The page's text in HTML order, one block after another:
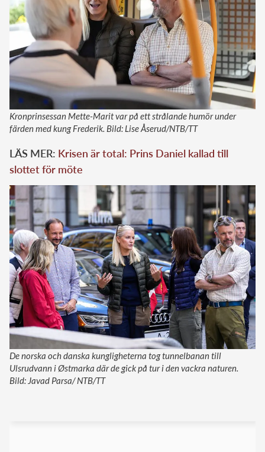
Kronprinsessan Mette-Marit var på ett strålande humör under
färden med kung Frederik. Bild: Lise Åserud/NTB/TT
LÄS MER: Krisen är total: Prins Daniel kallad till
slottet för möte
De norska och danska kungligheterna tog tunnelbanan till
Ulsrudvann i Østmarka där de gick på tur i den vackra naturen.
Bild: Javad Parsa/ NTB/TT